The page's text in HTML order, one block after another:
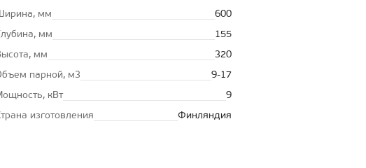
мм
600
мм
155
мм
320
парной, м3
9-17
кВт
9
изготовления
Финляндия